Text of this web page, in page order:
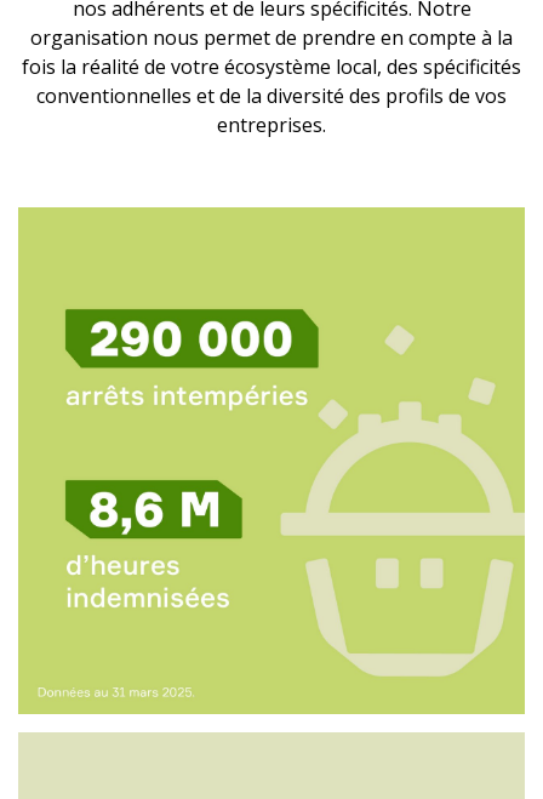
nos adhérents et de leurs spécificités. Notre
organisation nous permet de prendre en compte à la
fois la réalité de votre écosystème local, des spécificités
conventionnelles et de la diversité des profils de vos
entreprises.